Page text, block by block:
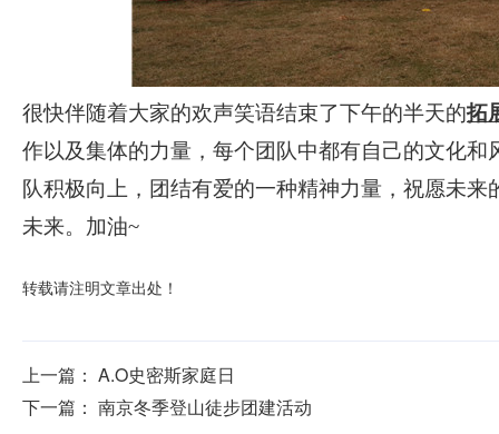
很快伴随着大家的欢声笑语结束了下午的半天的拓
作以及集体的力量，每个团队中都有自己的文化
队积极向上，团结有爱的一种精神力量，祝愿未
未来。加油~
转载请注明文章出处！
上一篇： A.O史密斯家庭日
下一篇： 南京冬季登山徒步团建活动